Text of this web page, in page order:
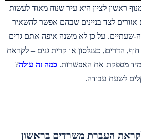
ראשון לציון היא עיר שנוח מאוד לעשות
לצד בניינים שבהם אפשר להשאיר
שעתיים. על כן לא משנה איפה אתם גרים
הדרים, כצנלסון או קרית גנים – לקראת
תמיד מספקת את האפשרות. כמה זה עולה?
העברת משרדים בראשון